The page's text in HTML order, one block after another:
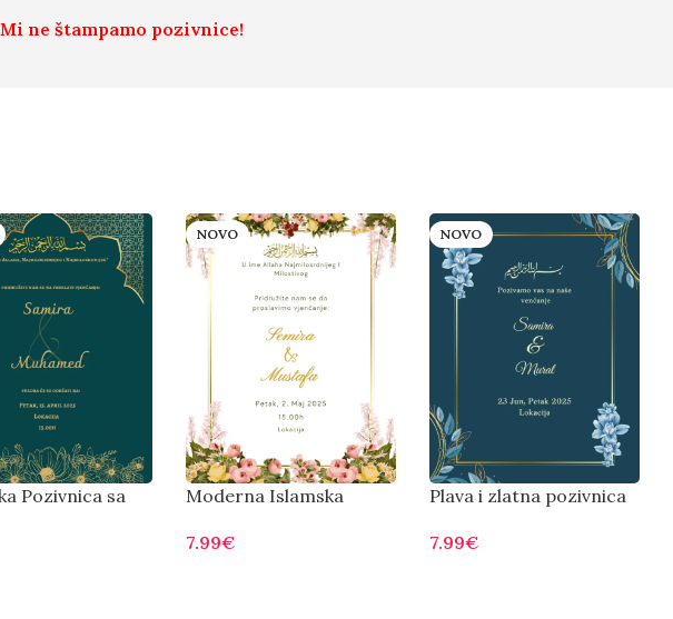
ne štampamo pozivnice!
Pozivnica sa
NOVO
Moderna Islamska
Elementi
7.99€
NOVO
Plava i zlatna pozivnica
7.99€